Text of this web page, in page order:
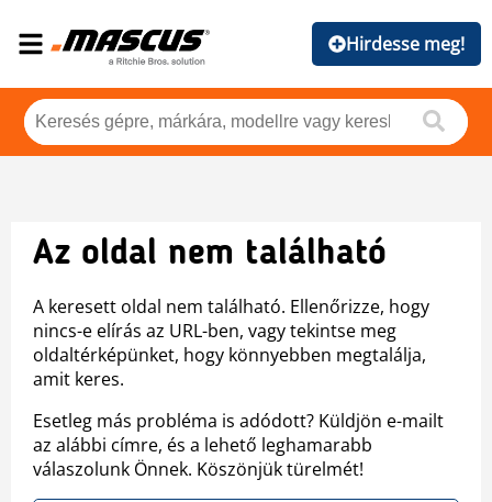
Hirdesse meg!
Az oldal nem található
A keresett oldal nem található. Ellenőrizze, hogy
nincs-e elírás az URL-ben, vagy tekintse meg
oldaltérképünket, hogy könnyebben megtalálja,
amit keres.
Esetleg más probléma is adódott? Küldjön e-mailt
az alábbi címre, és a lehető leghamarabb
válaszolunk Önnek. Köszönjük türelmét!